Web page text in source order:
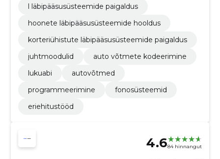
l läbipääsusüsteemide paigaldus
hoonete läbipääsusüsteemide hooldus
korteriühistute läbipääsusüsteemide paigaldus
juhtmoodulid
auto võtmete kodeerimine
lukuabi
autovõtmed
programmeerimine
fonosüsteemid
eriehitustööd
4.684 hinnangut